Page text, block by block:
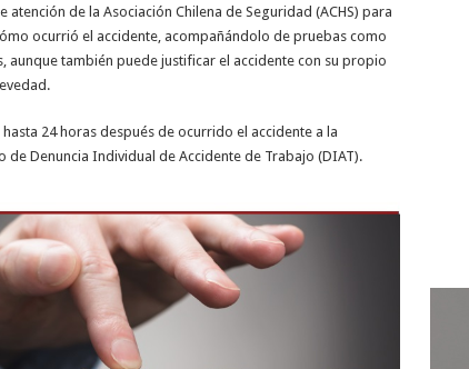
de la Asociación Chilena de Seguridad (ACHS) para
ocurrió el accidente, acompañándolo de pruebas como
aunque también puede justificar el accidente con su propio
24 horas después de ocurrido el accidente a la
Denuncia Individual de Accidente de Trabajo (DIAT).